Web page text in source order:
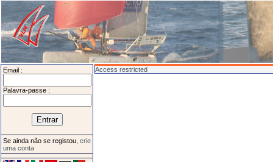
Email :
Palavra-passe :
Se ainda não se registou, crie
uma conta
Access restricted